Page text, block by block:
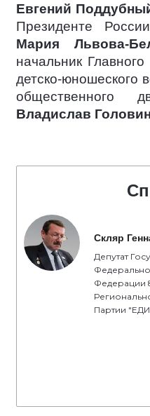
Евгений
Президенте
Мария Львова-
начальник
детско-юношеского
общественного
Владислав
Скляр
Депутат
Федерации
Партии